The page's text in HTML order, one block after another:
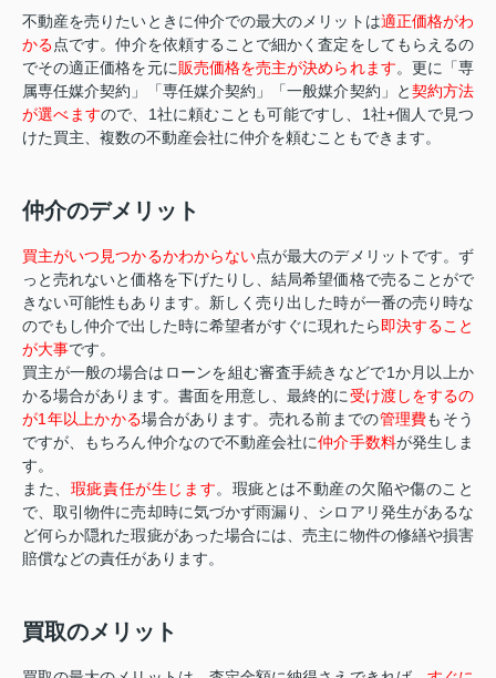
不動産を売りたいときに仲介での最大のメリットは適正価格がわ
かる点です。仲介を依頼することで細かく査定をしてもらえるの
でその適正価格を元に販売価格を売主が決められます。更に「専
属専任媒介契約」「専任媒介契約」「一般媒介契約」と契約方法
が選べますので、1社に頼むことも可能ですし、1社+個人で見つ
けた買主、複数の不動産会社に仲介を頼むこともできます。
仲介のデメリット
買主がいつ見つかるかわからない点が最大のデメリットです。ず
っと売れないと価格を下げたりし、結局希望価格で売ることがで
きない可能性もあります。新しく売り出した時が一番の売り時な
のでもし仲介で出した時に希望者がすぐに現れたら 即決すること
が大事です。
買主が一般の場合はローンを組む審査手続きなどで1か月以上か
かる場合があります。書面を用意し、最終的に受け渡しをするの
が1年以上かかる場合があります。売れる前までの管理費もそう
ですが、もちろん仲介なので不動産会社に仲介手数料が発生しま
す。
また、 瑕疵責任が生じます。瑕疵とは不動産の欠陥や傷のこと
で、取引物件に売却時に気づかず雨漏り、シロアリ発生があるな
ど何らか隠れた瑕疵があった場合には、売主に物件の修繕や損害
賠償などの責任があります。
買取のメリット